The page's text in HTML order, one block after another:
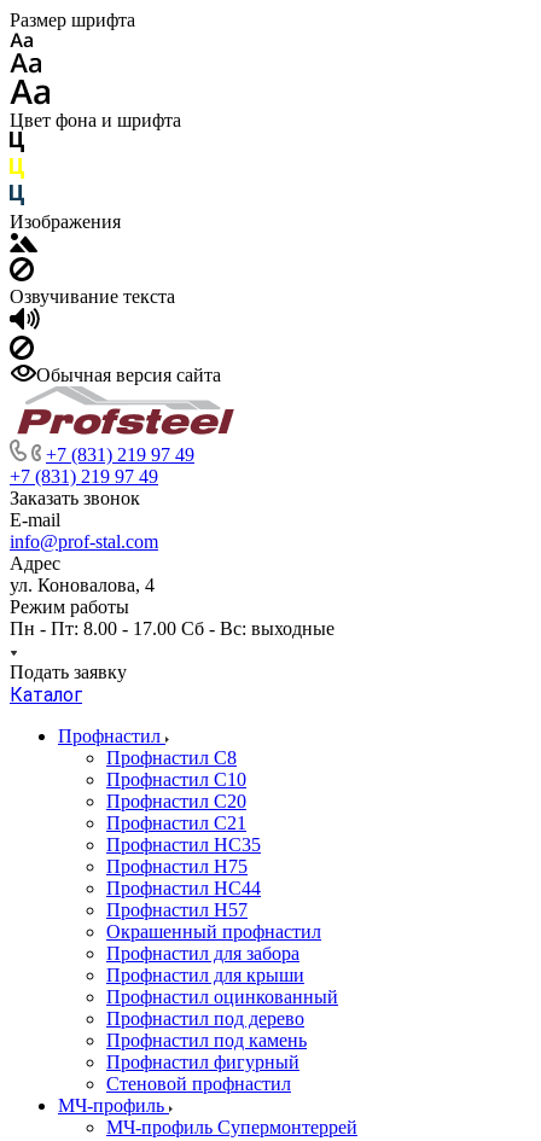
Размер шрифта
Цвет фона и шрифта
Изображения
Озвучивание текста
Обычная версия сайта
+7 (831) 219 97 49
+7 (831) 219 97 49
Заказать звонок
E-mail
info@prof-stal.com
Адрес
ул. Коновалова, 4
Режим работы
Пн - Пт: 8.00 - 17.00 Сб - Вс: выходные
Подать заявку
Каталог
Профнастил
Профнастил С8
Профнастил С10
Профнастил С20
Профнастил С21
Профнастил НС35
Профнастил Н75
Профнастил HC44
Профнастил Н57
Окрашенный профнастил
Профнастил для забора
Профнастил для крыши
Профнастил оцинкованный
Профнастил под дерево
Профнастил под камень
Профнастил фигурный
Стеновой профнастил
МЧ-профиль
МЧ-профиль Супермонтеррей